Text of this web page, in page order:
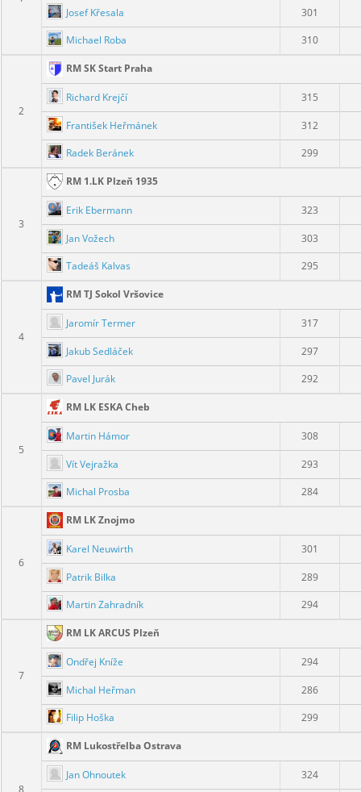
Josef Křesala
301
Michael Roba
310
2
RM SK Start Praha
Richard Krejčí 315
František Heřmánek
312
Radek Beránek
299
3
RM 1.LK Plzeň 1935
Erik Ebermann 323
Jan Vožech
303
Tadeáš Kalvas
295
4
RM TJ Sokol Vršovice
Jaromír Termer 317
Jakub Sedláček
297
Pavel Jurák
292
5
RM LK ESKA Cheb
Martin Hámor 308
Vít Vejražka
293
Michal Prosba
284
6
RM LK Znojmo
Karel Neuwirth 301
Patrik Bilka
289
Martin Zahradník
294
7
RM LK ARCUS Plzeň
Ondřej Kníže 294
Michal Heřman
286
Filip Hoška
299
RM Lukostřelba Ostrava
Jan Ohnoutek 324